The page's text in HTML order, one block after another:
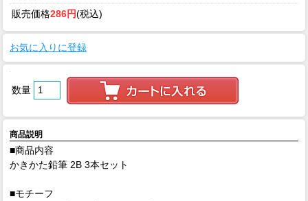
販売価格286円(税込)
お気に入りに登録
数量
商品説明
■商品内容
かきかた鉛筆 2B 3本セット
■モチーフ